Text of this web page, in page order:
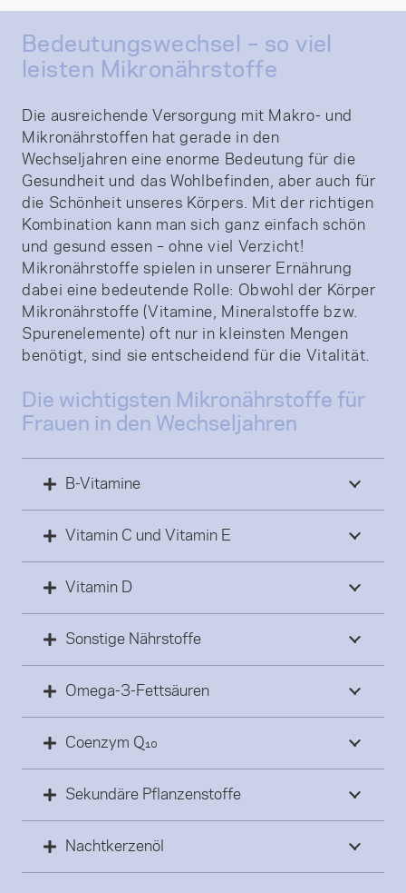
Bedeutungswechsel – so viel
leisten Mikronährstoffe
Die ausreichende Versorgung mit Makro- und
Mikronährstoffen hat gerade in den
Wechseljahren eine enorme Bedeutung für die
Gesundheit und das Wohlbefinden, aber auch für
die Schönheit unseres Körpers. Mit der richtigen
Kombination kann man sich ganz einfach schön
und gesund essen – ohne viel Verzicht!
Mikronährstoffe spielen in unserer Ernährung
dabei eine bedeutende Rolle: Obwohl der Körper
Mikronährstoffe (Vitamine, Mineralstoffe bzw.
Spurenelemente) oft nur in kleinsten Mengen
benötigt, sind sie entscheidend für die Vitalität.
Die wichtigsten Mikronährstoffe für
Frauen in den Wechseljahren
B-Vitamine
Vitamin C und Vitamin E
Vitamin D
Sonstige Nährstoffe
Omega-3-Fettsäuren
Coenzym Q₁₀
Sekundäre Pflanzenstoffe
Nachtkerzenöl